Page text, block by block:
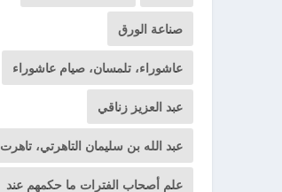
صناعة الورق
عاشوراء، تلمسان، صيام عاشوراء
عبد العزيز زناقي
عبد الله بن سليمان التاهرتي، تاهرت
علم أصحاب الفترات ما حكمهم عند